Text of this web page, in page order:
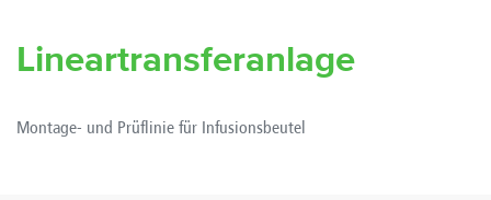
Lineartransferanlage
Montage- und Prüflinie für Infusionsbeutel